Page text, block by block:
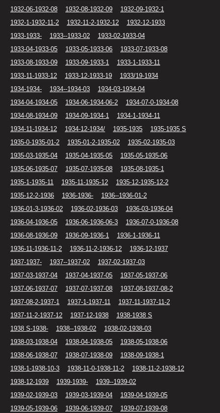
1932-06-1932-08
1932-08-1932-09
1932-09-1932-1
1932-1-1932-11-2
1932-11-2-1932-12
1932-12-1933
1933-1933-
1933--1933-02
1933-02-1933-04
1933-04-1933-05
1933-05-1933-06
1933-07-1933-08
1933-08-1933-09
1933-09-1933-1
1933-1-1933-11
1933-11-1933-12
1933-12-1933-19
1933/19-1934
1934-1934-
1934--1934-03
1934-03-1934-04
1934-04-1934-05
1934-06-1934-06-2
1934-07-0-1934-08
1934-08-1934-09
1934-09-1934-1
1934-1-1934-11
1934-11-1934-12
1934-12-1934/ 1935-1935
1935-1935 S
1935-0-1935-01-2
1935-01-2-1935-02
1935-02-1935-03
1935-03-1935-04
1935-04-1935-05
1935-05-1935-06
1935-06-1935-07
1935-07-1935-08
1935-08-1935-1
1935-1-1935-11
1935-11-1935-12
1935-12-1935-12-2
1935-12-2-1936
1936-1936-
1936--1936-01-2
1936-01-3-1936-02
1936-02-1936-03
1936-03-1936-04
1936-04-1936-05
1936-06-1936-06-3
1936-07-0-1936-08
1936-08-1936-09
1936-09-1936-1
1936-1-1936-11
1936-11-1936-11-2
1936-11-2-1936-12
1936-12-1937
1937-1937-
1937--1937-02
1937-02-1937-03
1937-03-1937-04
1937-04-1937-05
1937-05-1937-06
1937-06-1937-07
1937-07-1937-08
1937-08-1937-08-2
1937-08-2-1937-1
1937-1-1937-11
1937-11-1937-11-2
1937-11-2-1937-12
1937-12-1938
1938-1938 S
1938 S-1938-
1938--1938-02
1938-02-1938-03
1938-03-1938-04
1938-04-1938-05
1938-05-1938-06
1938-06-1938-07
1938-07-1938-09
1938-09-1938-1
1938-1-1938-10-3
1938-11-0-1938-11-2
1938-11-2-1938-12
1938-12-1939
1939-1939-
1939--1939-02
1939-02-1939-03
1939-03-1939-04
1939-04-1939-05
1939-05-1939-06
1939-06-1939-07
1939-07-1939-08